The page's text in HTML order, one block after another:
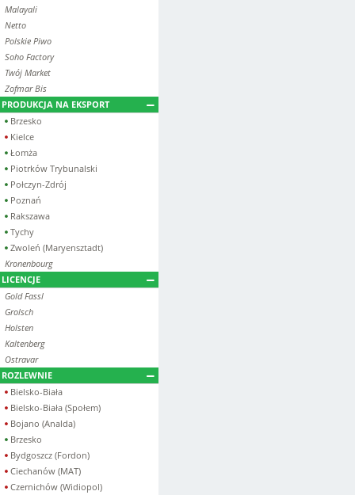
Malayali
Netto
Polskie Piwo
Soho Factory
Twój Market
Zofmar Bis
PRODUKCJA NA EKSPORT
Brzesko
Kielce
Łomża
Piotrków Trybunalski
Połczyn-Zdrój
Poznań
Rakszawa
Tychy
Zwoleń (Maryensztadt)
Kronenbourg
LICENCJE
Gold Fassl
Grolsch
Holsten
Kaltenberg
Ostravar
ROZLEWNIE
Bielsko-Biała
Bielsko-Biała (Społem)
Bojano (Analda)
Brzesko
Bydgoszcz (Fordon)
Ciechanów (MAT)
Czernichów (Widiopol)